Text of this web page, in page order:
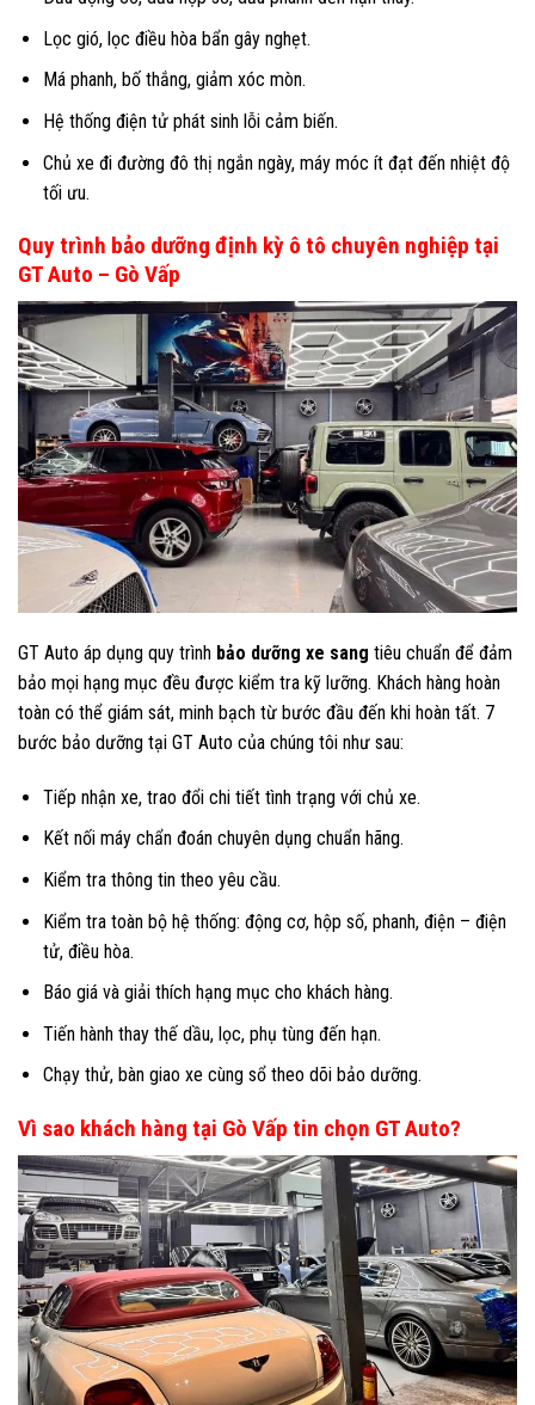
Lọc gió, lọc điều hòa bẩn gây nghẹt.
Má phanh, bố thắng, giảm xóc mòn.
Hệ thống điện tử phát sinh lỗi cảm biến.
Chủ xe đi đường đô thị ngắn ngày, máy móc ít đạt đến nhiệt độ
tối ưu.
Quy trình bảo dưỡng định kỳ ô tô chuyên nghiệp tại
GT Auto – Gò Vấp
GT Auto áp dụng quy trình bảo dưỡng xe sang tiêu chuẩn để đảm
bảo mọi hạng mục đều được kiểm tra kỹ lưỡng. Khách hàng hoàn
toàn có thể giám sát, minh bạch từ bước đầu đến khi hoàn tất. 7
bước bảo dưỡng tại GT Auto của chúng tôi như sau:
Tiếp nhận xe, trao đổi chi tiết tình trạng với chủ xe.
Kết nối máy chẩn đoán chuyên dụng chuẩn hãng.
Kiểm tra thông tin theo yêu cầu.
Kiểm tra toàn bộ hệ thống: động cơ, hộp số, phanh, điện – điện
tử, điều hòa.
Báo giá và giải thích hạng mục cho khách hàng.
Tiến hành thay thế dầu, lọc, phụ tùng đến hạn.
Chạy thử, bàn giao xe cùng sổ theo dõi bảo dưỡng.
Vì sao khách hàng tại Gò Vấp tin chọn GT Auto?